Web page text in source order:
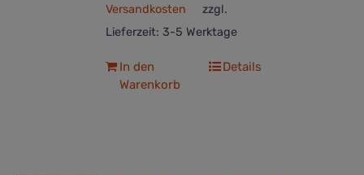
zzgl.
Versandkosten
Lieferzeit: 3-5 Werktage
In den
Warenkorb
Details